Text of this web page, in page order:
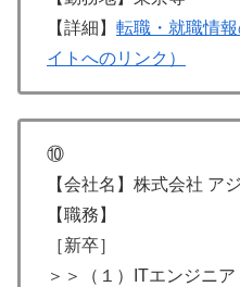
【詳細】 転職・就職情
イトへのリンク）
⑩
【会社名】株式会社 ア
【職務】
［新卒］
＞＞（１）ITエンジニア